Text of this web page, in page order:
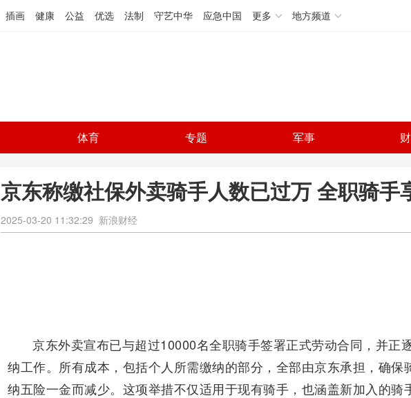
插画 健康 公益 优选 法制 守艺中华 应急中国 更多 地方频道
体育 专题 军事
京东称缴社保外卖骑手人数已过万 全职骑手
2025-03-20 11:32:29 新浪财经
京东外卖宣布已与超过10000名全职骑手签署正式劳动合同，并正
纳工作。所有成本，包括个人所需缴纳的部分，全部由京东承担，确保
纳五险一金而减少。这项举措不仅适用于现有骑手，也涵盖新加入的骑